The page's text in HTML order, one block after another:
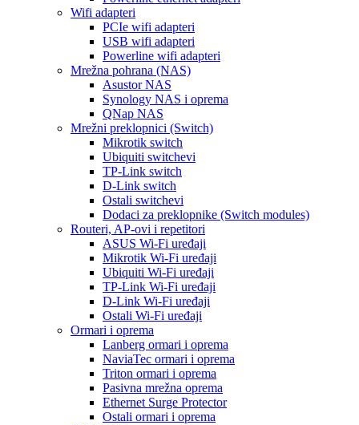
Wifi adapteri
PCIe wifi adapteri
USB wifi adapteri
Powerline wifi adapteri
Mrežna pohrana (NAS)
Asustor NAS
Synology NAS i oprema
QNap NAS
Mrežni preklopnici (Switch)
Mikrotik switch
Ubiquiti switchevi
TP-Link switch
D-Link switch
Ostali switchevi
Dodaci za preklopnike (Switch modules)
Routeri, AP-ovi i repetitori
ASUS Wi-Fi uređaji
Mikrotik Wi-Fi uređaji
Ubiquiti Wi-Fi uređaji
TP-Link Wi-Fi uređaji
D-Link Wi-Fi uređaji
Ostali Wi-Fi uređaji
Ormari i oprema
Lanberg ormari i oprema
NaviaTec ormari i oprema
Triton ormari i oprema
Pasivna mrežna oprema
Ethernet Surge Protector
Ostali ormari i oprema